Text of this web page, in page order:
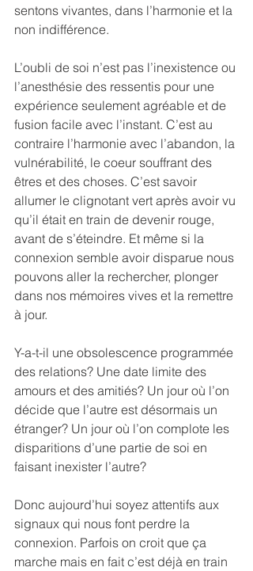
sentons vivantes, dans l’harmonie et la
non indifférence.
L’oubli de soi n’est pas l’inexistence ou
l’anesthésie des ressentis pour une
expérience seulement agréable et de
fusion facile avec l’instant. C’est au
contraire l’harmonie avec l’abandon, la
vulnérabilité, le coeur souffrant des
êtres et des choses. C’est savoir
allumer le clignotant vert après avoir vu
qu’il était en train de devenir rouge,
avant de s’éteindre. Et même si la
connexion semble avoir disparue nous
pouvons aller la rechercher, plonger
dans nos mémoires vives et la remettre
à jour.
Y-a-t-il une obsolescence programmée
des relations? Une date limite des
amours et des amitiés? Un jour où l’on
décide que l’autre est désormais un
étranger? Un jour où l’on complote les
disparitions d’une partie de soi en
faisant inexister l’autre?
Donc aujourd’hui soyez attentifs aux
signaux qui nous font perdre la
connexion. Parfois on croit que ça
marche mais en fait c’est déjà en train